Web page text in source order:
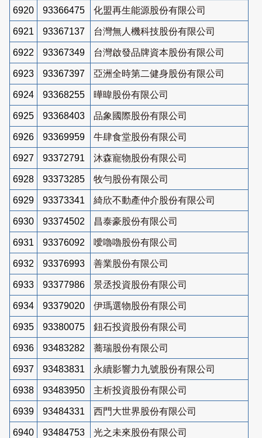
6920 93366475 化盟再生能源股份有限公司
6921 93367137 台灣無人機科技股份有限公司
6922 93367349 台灣啟發品牌資本股份有限公司
6923 93367397 亞洲全時第二健身股份有限公司
6924 93368255 曄暐股份有限公司
6925 93368403 品象國際股份有限公司
6926 93369959 牛肆食堂股份有限公司
6927 93372791 沐森寵物股份有限公司
6928 93373285 牧勻股份有限公司
6929 93373341 綺欣不動產仲介股份有限公司
6930 93374502 昌泰豪股份有限公司
6931 93376092 噯嚕嚕股份有限公司
6932 93376993 善業股份有限公司
6933 93377986 景丞投資股份有限公司
6934 93379020 伊瑪選物股份有限公司
6935 93380075 鈕石投資股份有限公司
6936 93483282 蕎瑞股份有限公司
6937 93483831 永續影響力九號股份有限公司
6938 93483950 主析投資股份有限公司
6939 93484331 西門大世界股份有限公司
6940 93484753 光之未來股份有限公司